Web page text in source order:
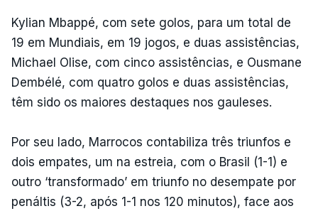
Kylian Mbappé, com sete golos, para um total de
19 em Mundiais, em 19 jogos, e duas assistências,
Michael Olise, com cinco assistências, e Ousmane
Dembélé, com quatro golos e duas assistências,
têm sido os maiores destaques nos gauleses.
Por seu lado, Marrocos contabiliza três triunfos e
dois empates, um na estreia, com o Brasil (1-1) e
outro ‘transformado’ em triunfo no desempate por
penáltis (3-2, após 1-1 nos 120 minutos), face aos